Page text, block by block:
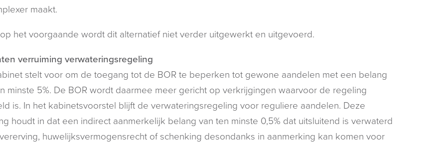
maakt.
het voorgaande wordt dit alternatief niet verder uitgewerkt en uitgevoerd.
verruiming verwateringsregeling
stelt voor om de toegang tot de BOR te beperken tot gewone aandelen met een belang
minste 5%. De BOR wordt daarmee meer gericht op verkrijgingen waarvoor de regeling
is. In het kabinetsvoorstel blijft de verwateringsregeling voor reguliere aandelen. Deze
houdt in dat een indirect aanmerkelijk belang van ten minste 0,5% dat uitsluitend is verwaterd
huwelijksvermogensrecht of schenking desondanks in aanmerking kan komen voor